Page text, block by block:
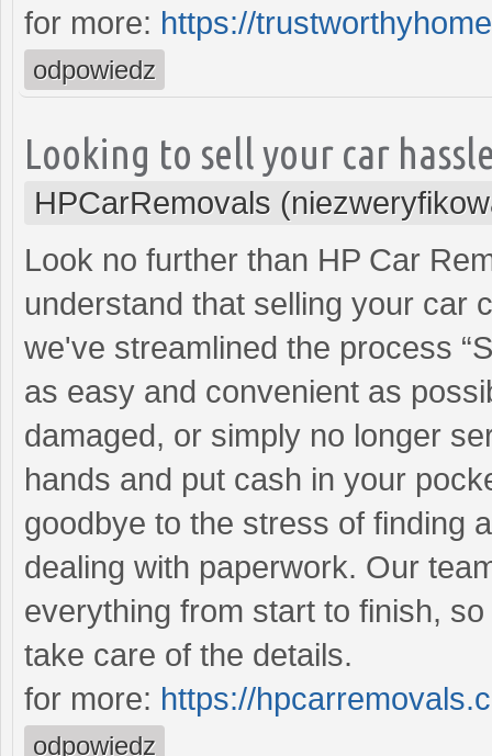
for more: https://
odpowiedz
Looking to sell your car
HPCarRemovals
Look no further than HP Car
understand that selling your car
we've streamlined the process
as easy and convenient as
damaged, or simply no longer
hands and put cash in your
goodbye to the stress of finding
dealing with paperwork. Our
everything from start to finish,
take care of the details.
for more: https://
odpowiedz